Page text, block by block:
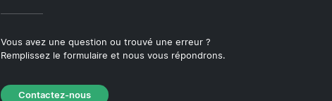
Vous avez une question ou trouvé une erreur ?
Remplissez le formulaire et nous vous répondrons.
Contactez-nous